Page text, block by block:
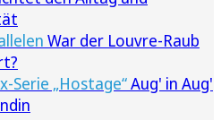
War der Louvre-Raub
Serie „Hostage“Aug' in Aug'